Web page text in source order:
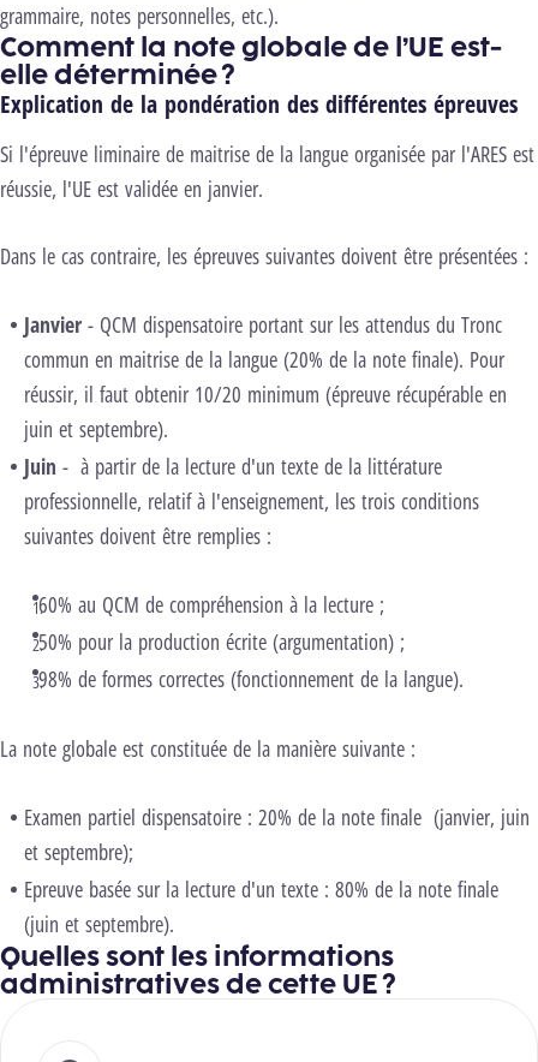
grammaire, notes personnelles, etc.).
Comment la note globale de l’UE est-
elle déterminée ?
Explication de la pondération des différentes épreuves
Si l'épreuve liminaire de maitrise de la langue organisée par l'ARES est
réussie, l'UE est validée en janvier.
Dans le cas contraire, les épreuves suivantes doivent être présentées :
Janvier - QCM dispensatoire portant sur les attendus du Tronc
commun en maitrise de la langue (20% de la note finale). Pour
réussir, il faut obtenir 10/20 minimum (épreuve récupérable en
juin et septembre).
Juin - à partir de la lecture d'un texte de la littérature
professionnelle, relatif à l'enseignement, les trois conditions
suivantes doivent être remplies :
60% au QCM de compréhension à la lecture ;
50% pour la production écrite (argumentation) ;
98% de formes correctes (fonctionnement de la langue).
La note globale est constituée de la manière suivante :
Examen partiel dispensatoire : 20% de la note finale (janvier, juin
et septembre);
Epreuve basée sur la lecture d'un texte : 80% de la note finale
(juin et septembre).
Quelles sont les informations
administratives de cette UE ?